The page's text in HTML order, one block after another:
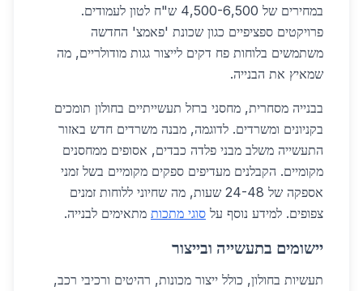
במחירים של 4,500-6,500 ש"ח לטון לעמודים.
פרויקטים ספציפיים כגון שכונת 'פאמצ' החדשה
משתמשים בלוחות פח דקים לייצור גגות מודולריים, מה
שמאיץ את הבנייה.
בבנייה מסחרית, מחסני ברזל תעשייתיים בחולון תומכים
בקניונים ומשרדים. לדוגמה, מבנה משרדים חדש באזור
התעשייה משלב מבני פלדה כבדים, אסופים ממחסנים
מקומיים. הקבלנים מעדיפים ספקים מקומיים בשל זמני
אספקה של 24-48 שעות, מה שחיוני ללוחות זמנים
צפופים. למידע נוסף על סוגי מתכות מתאימים לבנייה.
יישומים בתעשייה ובייצור
תעשיות בחולון, כולל ייצור מכונות, רהיטים ורכיבי רכב,